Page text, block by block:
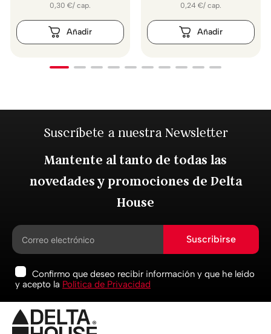
0,30 €/ cap. 0,24 €/ cap.
Suscríbete a nuestra Newsletter
Mantente al tanto de todas las
novedades y promociones de Delta
House
Suscribirse
Confirmo que deseo recibir información y que he leído
y acepto la Política de Privacidad